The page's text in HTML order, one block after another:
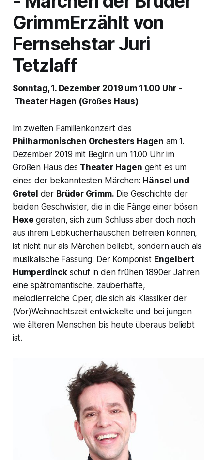
GrimmErzählt von
Fernsehstar Juri
Tetzlaff
Sonntag, 1. Dezember 2019 um 11.00 Uhr -
Theater Hagen (Großes Haus)
Im zweiten Familienkonzert des
Philharmonischen Orchesters Hagen am 1.
Dezember 2019 mit Beginn um 11.00 Uhr im
Großen Haus des Theater Hagen geht es um
eines der bekanntesten Märchen: Hänsel und
Gretel der Brüder Grimm. Die Geschichte der
beiden Geschwister, die in die Fänge einer bösen
Hexe geraten, sich zum Schluss aber doch noch
aus ihrem Lebkuchenhäuschen befreien können,
ist nicht nur als Märchen beliebt, sondern auch als
musikalische Fassung: Der Komponist Engelbert
Humperdinckschuf in den frühen 1890er Jahren
eine spätromantische, zauberhafte,
melodienreiche Oper, die sich als Klassiker der
(Vor)Weihnachtszeit entwickelte und bei jungen
wie älteren Menschen bis heute überaus beliebt
ist.